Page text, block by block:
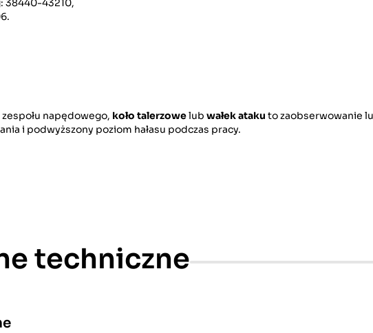
38440-43210,
napędowego, koło talerzowelub wałek ataku to zaobserwowanie
i podwyższony poziom hałasu podczas pracy.
techniczne